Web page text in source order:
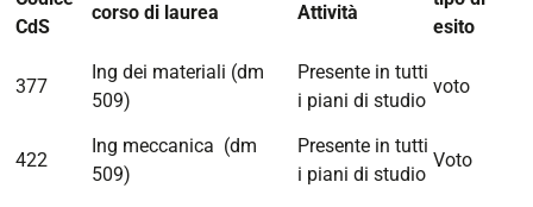
CdS
corso di laurea Attività
esito
377
Ing dei materiali (dm
509)
Presente in tutti
i piani di studio
voto
422
Ing meccanica (dm
509)
Presente in tutti
i piani di studio
Voto